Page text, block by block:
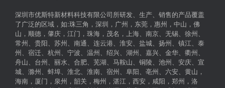
深圳市优斯特新材料科技有限公司所研发、生产、销售的产品覆盖
了广泛的区域，如:珠三角，深圳，广州，东莞，惠州，中山，佛
山，顺德，肇庆，江门，珠海，茂名，上海、南京、无锡、徐州、
常州、贵阳、苏州、南通、连云港、淮安、盐城、扬州、镇江、泰
州、宿迁、杭州、宁波、温州、绍兴、湖州、嘉兴、金华、衢州、
舟山、台州、丽水、合肥、芜湖、马鞍山、铜陵、池州、安庆、宣
城、滁州、蚌埠、淮北、淮南、宿州、阜阳、亳州、六安、黄山，
海南，厦门，泉州，韶关，梅州，湛江，西安，咸阳，郑州，洛